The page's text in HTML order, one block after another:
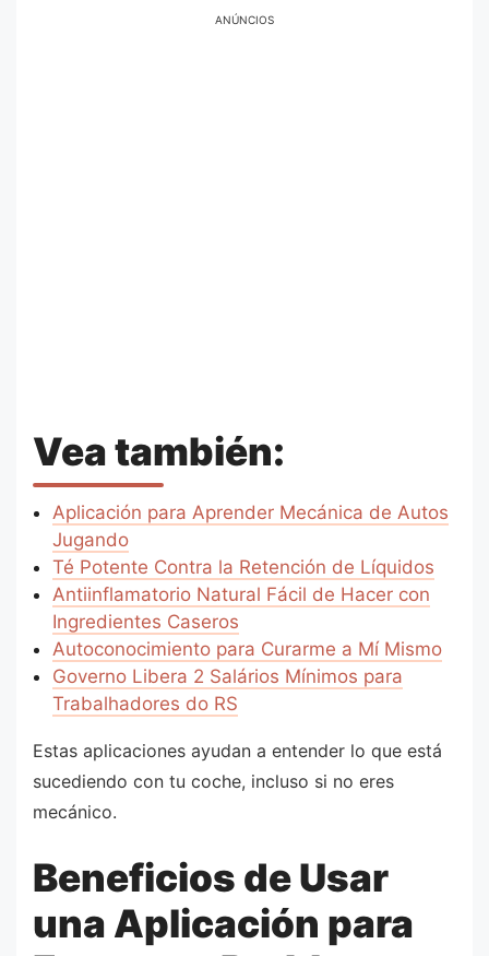
ANÚNCIOS
Vea también:
Aplicación para Aprender Mecánica de Autos
Jugando
Té Potente Contra la Retención de Líquidos
Antiinflamatorio Natural Fácil de Hacer con
Ingredientes Caseros
Autoconocimiento para Curarme a Mí Mismo
Governo Libera 2 Salários Mínimos para
Trabalhadores do RS
Estas aplicaciones ayudan a entender lo que está
sucediendo con tu coche, incluso si no eres
mecánico.
Beneficios de Usar
una Aplicación para